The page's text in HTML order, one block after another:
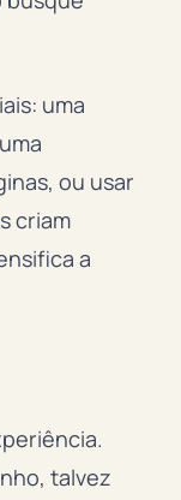
uma
ou usar
criam
a
talvez